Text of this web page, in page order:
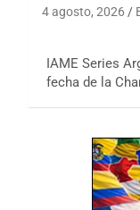
4 agosto, 2026
IAME Series
fecha de la